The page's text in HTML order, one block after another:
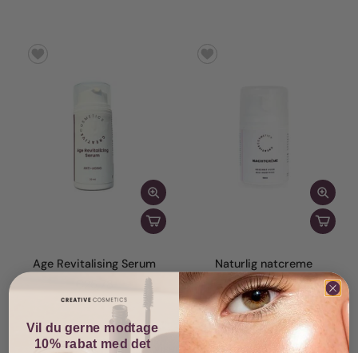
Age Revitalising Serum
Naturlig natcreme
€39,20
Vil du gerne modtage
10% rabat med det